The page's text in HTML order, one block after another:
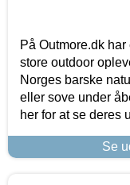
På Outmore.dk
store outdoor
Norges barske
eller sove under
her for at se deres
Se